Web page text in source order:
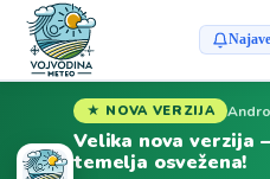
Najave
★ NOVA VERZIJA
Velika nova verzija
temelja osvežena!